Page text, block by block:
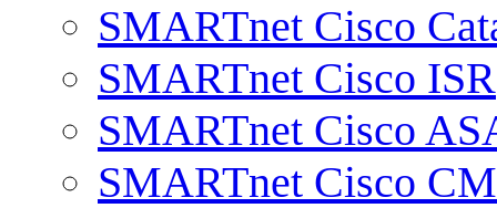
SMARTnet Cisco
SMARTnet Cisco ISR
SMARTnet Cisco
SMARTnet Cisco